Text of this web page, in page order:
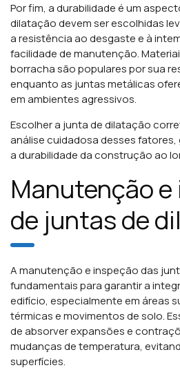
Por fim, a durabilidade é um
dilatação devem ser escolhidas
a resistência ao desgaste e à
facilidade de manutenção.
borracha são populares por sua
enquanto as juntas metálicas
em ambientes agressivos.
Escolher a junta de dilatação
análise cuidadosa desses
a durabilidade da construção ao
Manutenção
de juntas de
A manutenção e inspeção das
fundamentais para garantir a
edifício, especialmente em áreas
térmicas e movimentos de solo.
de absorver expansões e
mudanças de temperatura,
superfícies.